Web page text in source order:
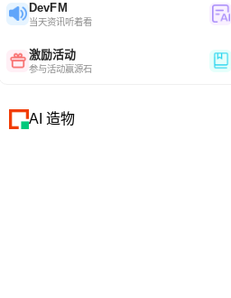
DevFM
当天资讯听着看
激励活动
参与活动赢源石
AI 造物